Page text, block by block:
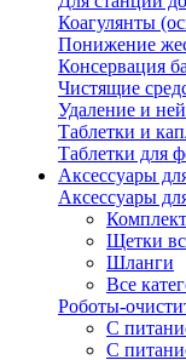
Коагулянты
Понижение
Консервация
Чистящие
Удаление и
Таблетки и
Таблетки для
Аксессуары
Аксессуары
Щетки
Шланги
Все
Роботы-
С
С